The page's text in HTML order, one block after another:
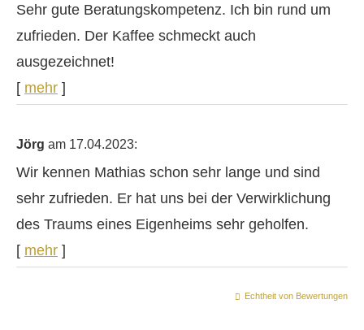
Sehr gute Beratungskompetenz. Ich bin rund um
zufrieden. Der Kaffee schmeckt auch
ausgezeichnet!
[ mehr ]
Jörg am 17.04.2023:
Wir kennen Mathias schon sehr lange und sind
sehr zufrieden. Er hat uns bei der Verwirklichung
des Traums eines Eigenheims sehr geholfen.
[ mehr ]
Echtheit von Bewertungen